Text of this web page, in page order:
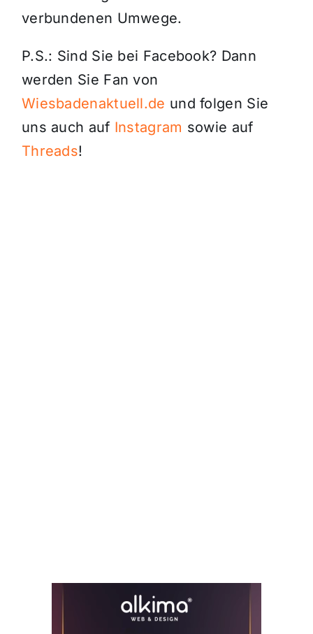
verbundenen Umwege.
P.S.: Sind Sie bei Facebook? Dann
werden Sie Fan von
Wiesbadenaktuell.de und folgen Sie
uns auch auf Instagram sowie auf
Threads!